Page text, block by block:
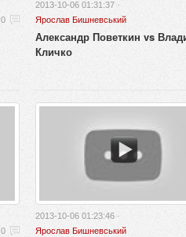
0
2013-10-06 01:31:37 ·
Ярослав Бишневський
Александр Поветкин vs
Кличко
0
2013-10-06 01:23:46 ·
Ярослав Бишневський